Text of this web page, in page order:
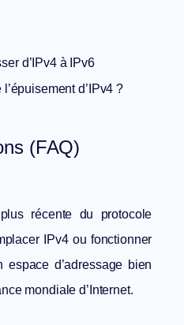
d’IPv4 à IPv6
l’épuisement d’IPv4 ?
(FAQ)
récente du protocole
IPv4 ou fonctionner
d’adressage bien
mondiale d’Internet.